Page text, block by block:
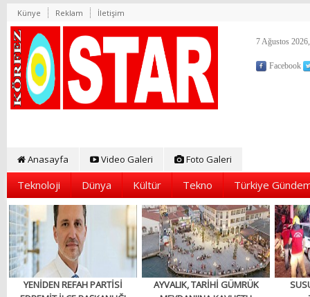
Künye Reklam İletişim
7 Ağustos
Facebook
Anasayfa Video Galeri Foto Galeri
Teknoloji Dünya Kültür Tekno Türkiye
YENİDEN REFAH PARTİSİ
AYVALIK, TARİHİ GÜMRÜK